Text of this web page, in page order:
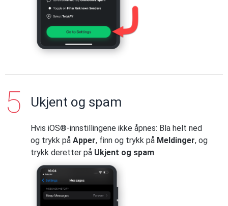
Ukjent og spam
Hvis iOS®-innstillingene ikke åpnes: Bla helt ned
og trykk på Apper, finn og trykk på Meldinger, og
trykk deretter på Ukjent og spam.